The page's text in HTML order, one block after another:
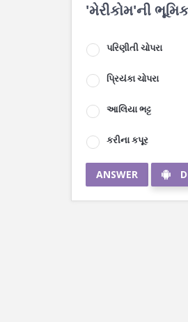
'મેરીકોમ'ની
પરિણીતી ચોપરા
પ્રિયંકા ચોપરા
આલિયા ભટ્ટ
કરીના કપૂર
ANSWER